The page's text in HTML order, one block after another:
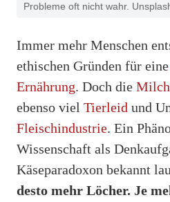
Probleme oft nicht wahr.
Immer mehr Menschen
ethischen Gründen für eine
Ernährung. Doch die
ebenso viel Tierleid und
Fleischindustrie. Ein
Wissenschaft als
Käseparadoxon bekannt
desto mehr Löcher. Je